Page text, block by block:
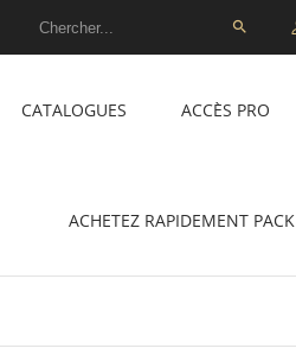

CATALOGUES ACCÈS PRO
ACHETEZ RAPIDEMENT PACK